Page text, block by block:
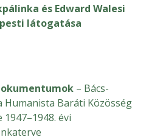
és Edward Walesi
látogatása
– Bács-
Humanista Baráti Közösség
évi